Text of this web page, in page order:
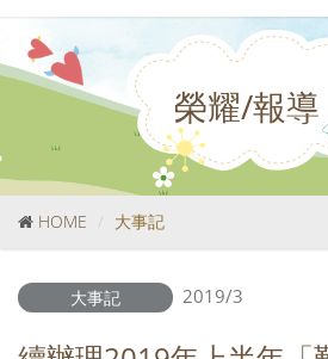
榮耀/報導
HOME 大事記
大事記 2019/3